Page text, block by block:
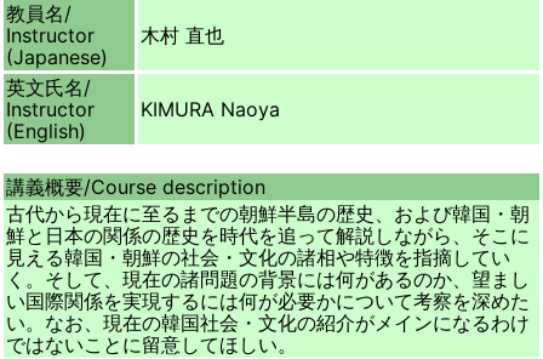
教員名/
Instructor
(Japanese)
木村 直也
英文氏名/
Instructor
(English)
KIMURA Naoya
講義概要/Course description
古代から現在に至るまでの朝鮮半島の歴史、および韓国・朝
鮮と日本の関係の歴史を時代を追って解説しながら、そこに
見える韓国・朝鮮の社会・文化の諸相や特徴を指摘してい
く。そして、現在の諸問題の背景には何があるのか、望まし
い国際関係を実現するには何が必要かについて考察を深めた
い。なお、現在の韓国社会・文化の紹介がメインになるわけ
ではないことに留意してほしい。